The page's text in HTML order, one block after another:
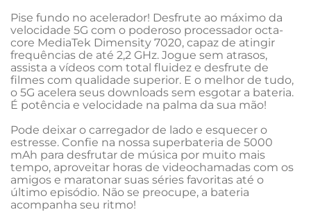
Pise fundo no acelerador! Desfrute ao máximo da
velocidade 5G com o poderoso processador octa-
core MediaTek Dimensity 7020, capaz de atingir
frequências de até 2,2 GHz. Jogue sem atrasos,
assista a vídeos com total fluidez e desfrute de
filmes com qualidade superior. E o melhor de tudo,
o 5G acelera seus downloads sem esgotar a bateria.
É potência e velocidade na palma da sua mão!
Pode deixar o carregador de lado e esquecer o
estresse. Confie na nossa superbateria de 5000
mAh para desfrutar de música por muito mais
tempo, aproveitar horas de videochamadas com os
amigos e maratonar suas séries favoritas até o
último episódio. Não se preocupe, a bateria
acompanha seu ritmo!